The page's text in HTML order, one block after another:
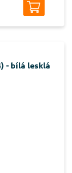
- bílá lesklá